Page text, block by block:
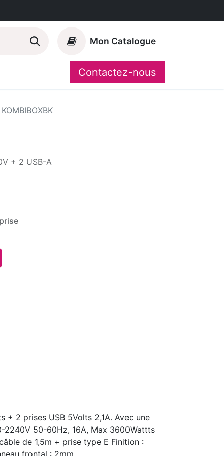
Mon Catalogue
CompoShop
Contactez-nous
KOMBIBOXBK
+ 2 USB-A
2 prises USB 5Volts 2,1A. Avec une
2240V 50-60Hz, 16A, Max 3600Wattts
de 1,5m + prise type E Finition :
frontal : 2mm